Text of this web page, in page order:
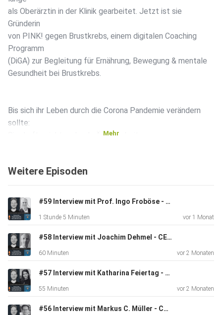
als Oberärztin in der Klinik gearbeitet. Jetzt ist sie
Gründerin
von PINK! gegen Brustkrebs, einem digitalen Coaching
Programm
(DiGA) zur Begleitung für Ernährung, Bewegung & mentale
Gesundheit bei Brustkrebs.
Bis sich ihr Leben durch die Corona Pandemie verändern
sollte:
Sie durfte nicht mehr als Ärztin arbeiten.
Im Podcast sprechen Tobias Krick und Pia Wülfing über
in der Klinik und die Erfahrungen rund um das Thema
Brustkrebs
und Onkologie.
ihren
beruflichen Lebensweg verändern. Sie konnte nicht mehr in
Klinik arbeiten und konzentrierte sich von diesem Zeitpunkt
Mehr
Weitere Episoden
#59 Interview mit Prof. Ingo Froböse - Partner bei Fisch im Wasser GmbH
1 Stunde 5 Minuten vor 1 Monat
#58 Interview mit Joachim Dehmel - CEO von Thuasne Deutschland
60 Minuten vor 2 Monaten
#57 Interview mit Katharina Feiertag - Gründerin und CEO von Quickticket
55 Minuten vor 2 Monaten
#56 Interview mit Markus C. Müller - Co-Founder und CEO bei nui Care